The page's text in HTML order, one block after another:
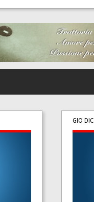
GIO